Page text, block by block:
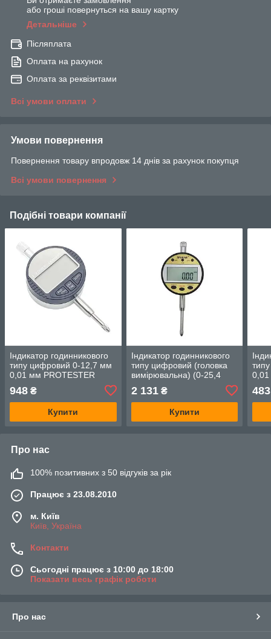
або гроші повернуться на вашу картку
Детальніше
Післяплата
Оплата на рахунок
Оплата за реквізитами
Всі умови оплати
Умови повернення
Повернення товару впродовж 14 днів за рахунок покупця
Всі умови повернення
Подібні товари компанії
Індикатор годинникового
типу цифровий 0-12,7 мм
0,01 мм PROTESTER
948 ₴
Купити
Індикатор годинникового
типу цифровий (головка
вимірювальна) (0-25,4
мм) PROTESTER 5307-25
2 131₴
Купити
483
Про нас
100% позитивних з 50 відгуків за рік
Працює з 23.08.2010
м. Київ
Київ, Україна
Контакти
Сьогодні працює з 10:00 до 18:00
Показати весь графік роботи
Про нас